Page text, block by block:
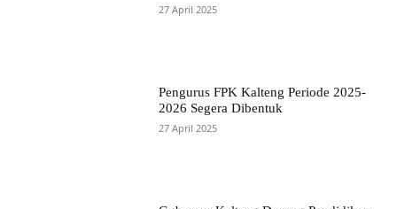
27 April 2025
Pengurus FPK Kalteng Periode 2025-
2026 Segera Dibentuk
27 April 2025